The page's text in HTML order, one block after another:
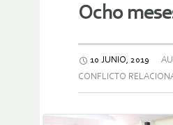
Ocho
10 JUNIO, 2019
CONFLICTO